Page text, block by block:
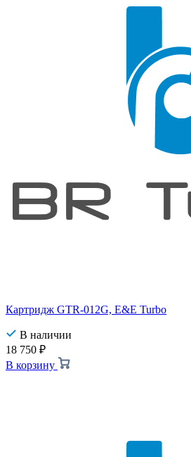
Картридж GTR-012G, E&E Turbo
В наличии
18 750 ₽
В корзину